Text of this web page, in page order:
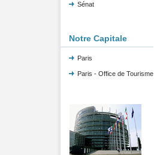
Sénat
Notre Capitale
Paris
Paris - Office de Tourisme